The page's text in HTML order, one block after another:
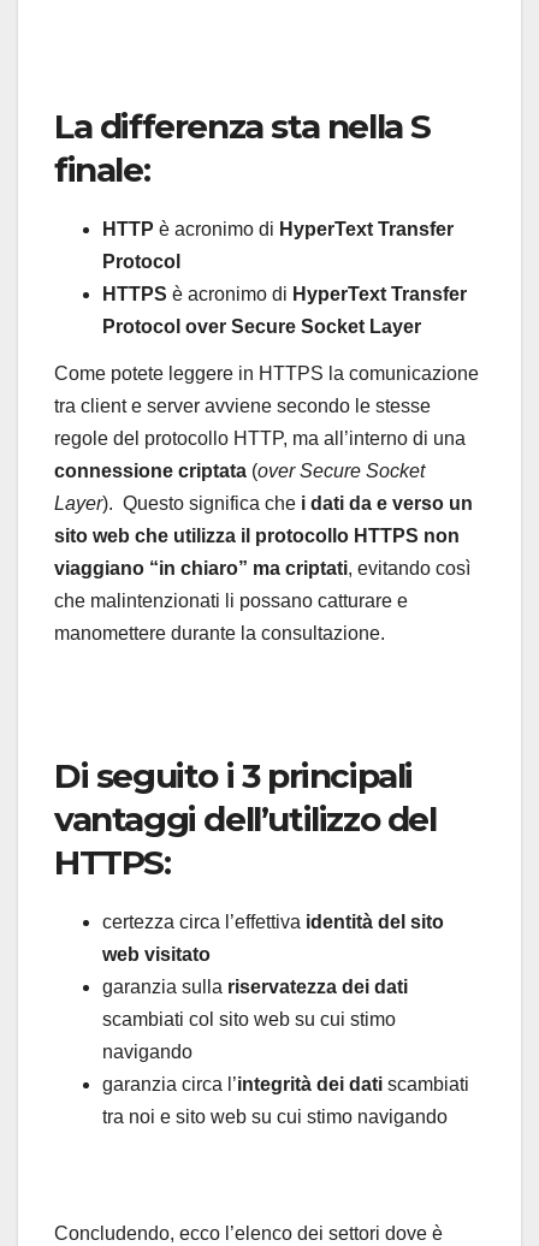
La differenza sta nella S
finale:
HTTP è acronimo di HyperText Transfer
Protocol
HTTPS è acronimo di HyperText Transfer
Protocol over Secure Socket Layer
Come potete leggere in HTTPS la comunicazione
tra client e server avviene secondo le stesse
regole del protocollo HTTP, ma all’interno di una
connessione criptata (over Secure Socket
Layer). Questo significa che i dati da e verso un
sito web che utilizza il protocollo HTTPS non
viaggiano “in chiaro” ma criptati, evitando così
che malintenzionati li possano catturare e
manomettere durante la consultazione.
Di seguito i 3 principali
vantaggi dell’utilizzo del
HTTPS:
certezza circa l’effettiva identità del sito
web visitato
garanzia sulla riservatezza dei dati
scambiati col sito web su cui stimo
navigando
garanzia circa l’integrità dei dati scambiati
tra noi e sito web su cui stimo navigando
Concludendo, ecco l’elenco dei settori dove è